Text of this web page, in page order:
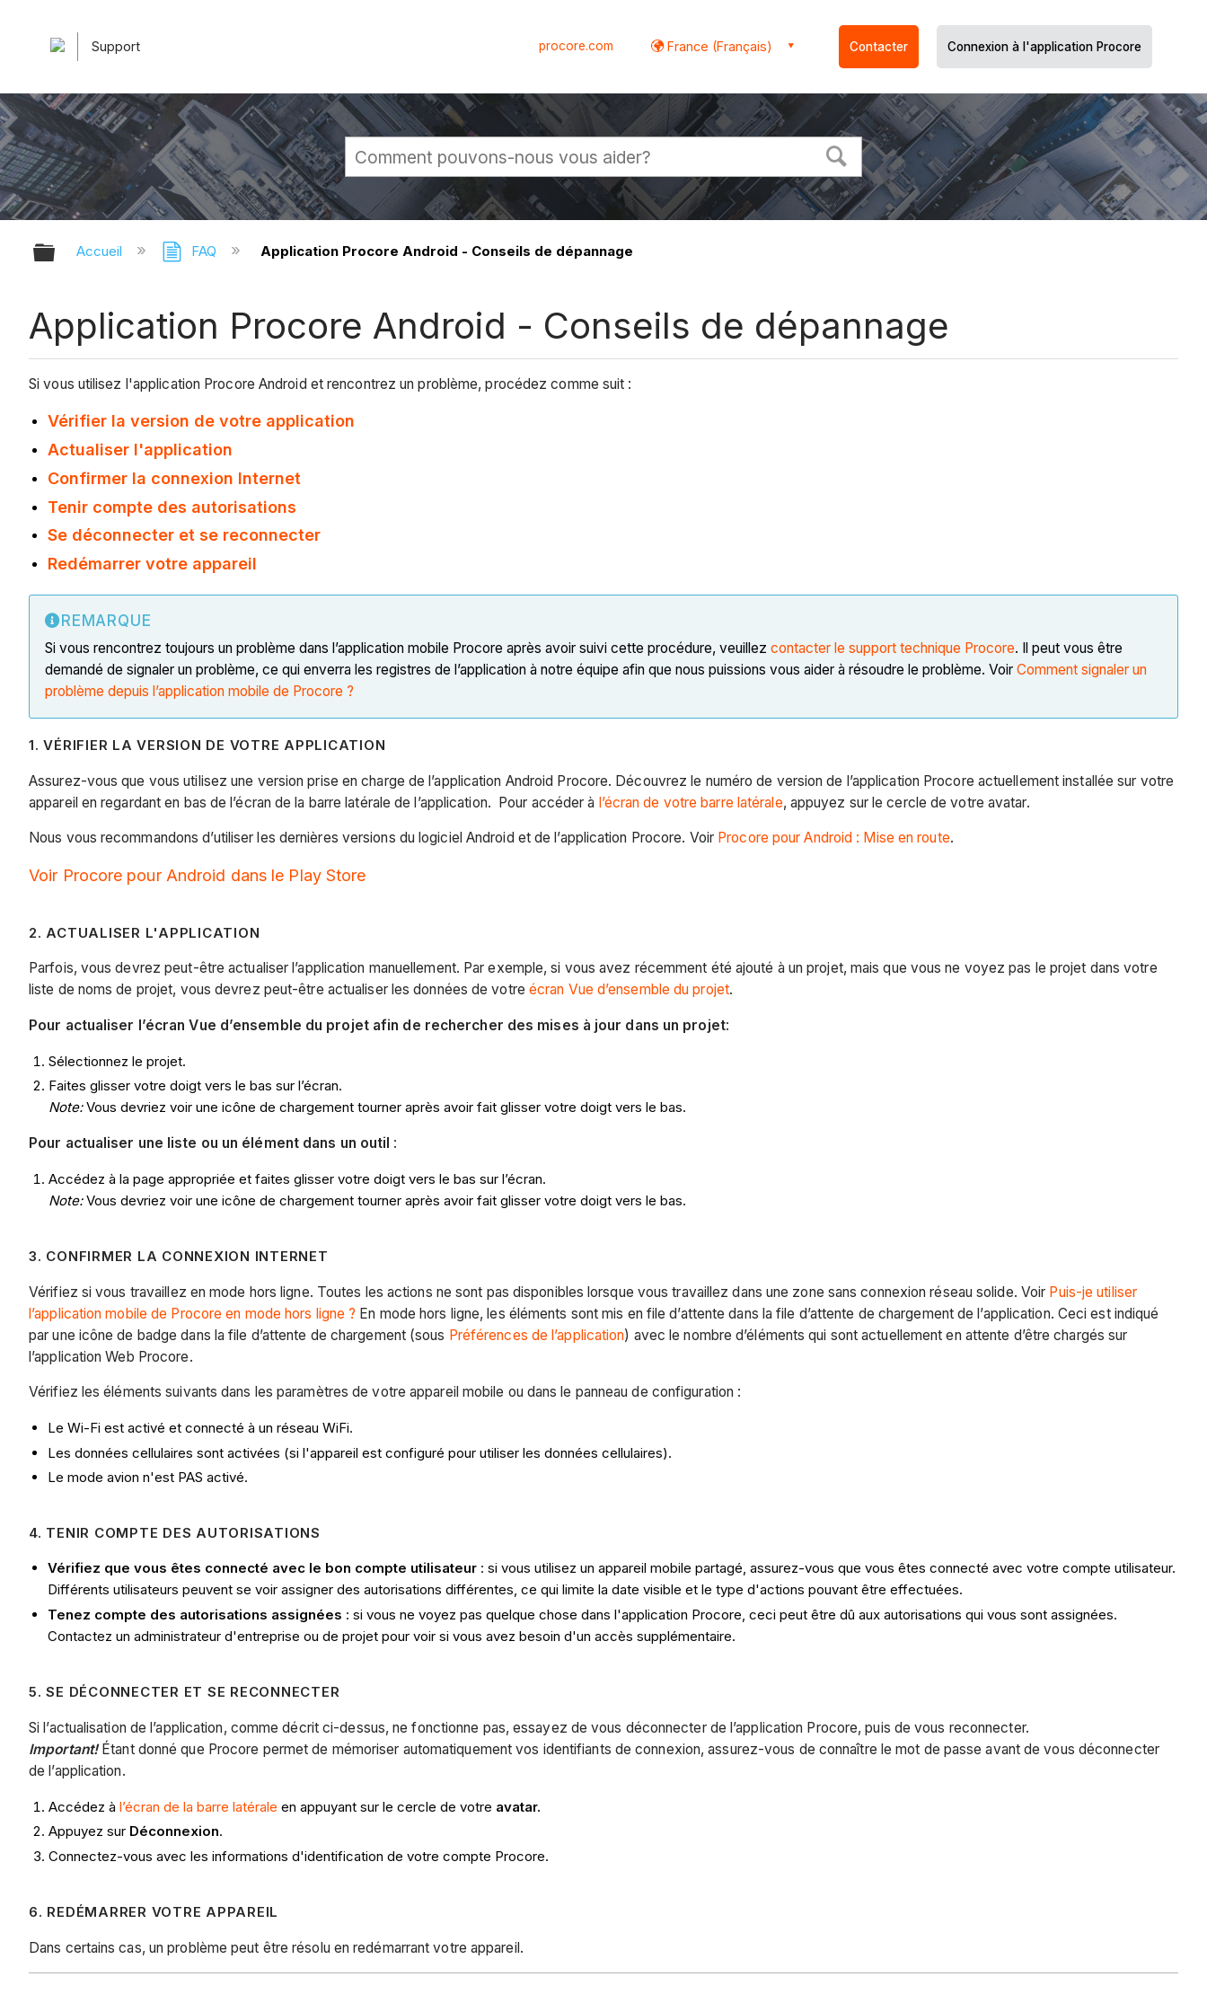
Support procore.com France (Français) Contacter Connexion à l'application Procore
Développer/réduire la hiérarchie globale
Accueil FAQ Application Procore Android - Conseils de dépannage
Application Procore Android - Conseils de dépannage
Si vous utilisez l'application Procore Android et rencontrez un problème, procédez comme suit :
Vérifier la version de votre application
Actualiser l'application
Confirmer la connexion Internet
Tenir compte des autorisations
Se déconnecter et se reconnecter
Redémarrer votre appareil
REMARQUE
Si vous rencontrez toujours un problème dans l’application mobile Procore après avoir suivi cette procédure, veuillez contacter le support technique Procore. Il peut vous être
demandé de signaler un problème, ce qui enverra les registres de l’application à notre équipe afin que nous puissions vous aider à résoudre le problème. Voir Comment signaler un
problème depuis l’application mobile de Procore ?
1. VÉRIFIER LA VERSION DE VOTRE APPLICATION
Assurez-vous que vous utilisez une version prise en charge de l’application Android Procore. Découvrez le numéro de version de l’application Procore actuellement installée sur votre
appareil en regardant en bas de l’écran de la barre latérale de l’application. Pour accéder à l’écran de votre barre latérale, appuyez sur le cercle de votre avatar.
Nous vous recommandons d’utiliser les dernières versions du logiciel Android et de l’application Procore. Voir Procore pour Android : Mise en route.
Voir Procore pour Android dans le Play Store
2. ACTUALISER L'APPLICATION
Parfois, vous devrez peut-être actualiser l’application manuellement. Par exemple, si vous avez récemment été ajouté à un projet, mais que vous ne voyez pas le projet dans votre
liste de noms de projet, vous devrez peut-être actualiser les données de votre écran Vue d’ensemble du projet.
Pour actualiser l’écran Vue d’ensemble du projet afin de rechercher des mises à jour dans un projet:
Sélectionnez le projet.
Faites glisser votre doigt vers le bas sur l’écran.
Note:Vous devriez voir une icône de chargement tourner après avoir fait glisser votre doigt vers le bas.
Pour actualiser une liste ou un élément dans un outil :
Accédez à la page appropriée et faites glisser votre doigt vers le bas sur l’écran.
Note:Vous devriez voir une icône de chargement tourner après avoir fait glisser votre doigt vers le bas.
3. CONFIRMER LA CONNEXION INTERNET
Vérifiez si vous travaillez en mode hors ligne. Toutes les actions ne sont pas disponibles lorsque vous travaillez dans une zone sans connexion réseau solide. Voir Puis-je utiliser
l’application mobile de Procore en mode hors ligne ? En mode hors ligne, les éléments sont mis en file d’attente dans la file d’attente de chargement de l’application. Ceci est indiqué
par une icône de badge dans la file d’attente de chargement (sous Préférences de l’application) avec le nombre d’éléments qui sont actuellement en attente d’être chargés sur
l’application Web Procore.
Vérifiez les éléments suivants dans les paramètres de votre appareil mobile ou dans le panneau de configuration :
Le Wi-Fi est activé et connecté à un réseau WiFi.
Les données cellulaires sont activées (si l'appareil est configuré pour utiliser les données cellulaires).
Le mode avion n'est PAS activé.
4. TENIR COMPTE DES AUTORISATIONS
Vérifiez que vous êtes connecté avec le bon compte utilisateur : si vous utilisez un appareil mobile partagé, assurez-vous que vous êtes connecté avec votre compte utilisateur.
Différents utilisateurs peuvent se voir assigner des autorisations différentes, ce qui limite la date visible et le type d'actions pouvant être effectuées.
Tenez compte des autorisations assignées : si vous ne voyez pas quelque chose dans l'application Procore, ceci peut être dû aux autorisations qui vous sont assignées.
Contactez un administrateur d'entreprise ou de projet pour voir si vous avez besoin d'un accès supplémentaire.
5. SE DÉCONNECTER ET SE RECONNECTER
Si l’actualisation de l’application, comme décrit ci-dessus, ne fonctionne pas, essayez de vous déconnecter de l’application Procore, puis de vous reconnecter.
Important! Étant donné que Procore permet de mémoriser automatiquement vos identifiants de connexion, assurez-vous de connaître le mot de passe avant de vous déconnecter
de l’application.
Accédez àl’écran de la barre latérale en appuyant sur le cercle de votre avatar.
Appuyez sur Déconnexion.
Connectez-vous avec les informations d'identification de votre compte Procore.
6. REDÉMARRER VOTRE APPAREIL
Dans certains cas, un problème peut être résolu en redémarrant votre appareil.